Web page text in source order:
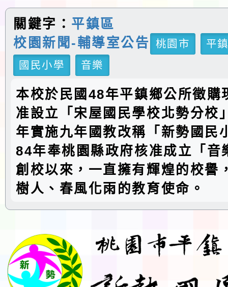
關鍵字： 平鎮區
校園新聞-輔導室公告
桃園市
平
國民小學
音樂
本校於民國48年平鎮鄉公所徵購
准設立「宋屋國民學校北勢分校
年實施九年國教改稱「新勢國民
84年奉桃園縣政府核准成立「音
創校以來，一直擁有輝煌的校譽
樹人、春風化雨的教育使命。